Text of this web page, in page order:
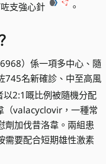
支強心針 。
）係一項多中心、隨
745名新確診、中至高風
以2:1嘅比例被隨機分配
（valacyclovir，一種常
劑加伐昔洛韋。兩組患
需要配合短期雄性激素